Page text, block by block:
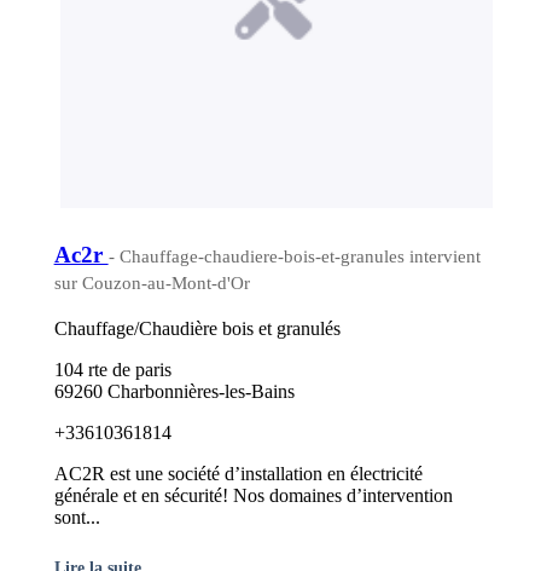
Ac2r - Chauffage-chaudiere-bois-et-granules intervient
sur Couzon-au-Mont-d'Or
Chauffage/Chaudière bois et granulés
104 rte de paris
69260 Charbonnières-les-Bains
+33610361814
AC2R est une société d’installation en électricité
générale et en sécurité! Nos domaines d’intervention
sont...